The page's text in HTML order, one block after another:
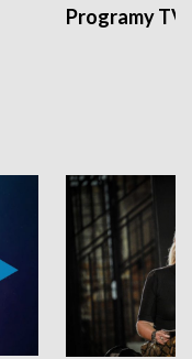
Programy